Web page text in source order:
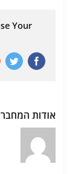
Your
Facebook
אודות